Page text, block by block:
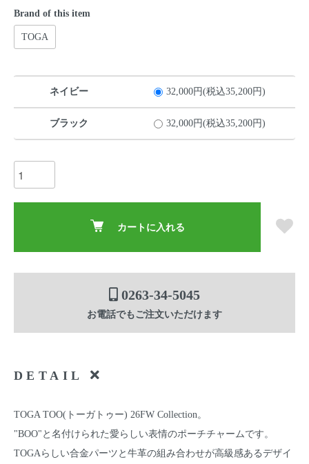
Brand of this item
TOGA
ネイビー 32,000円(税込35,200円)
ブラック 32,000円(税込35,200円)
カートに入れる
0263-34-5045
お電話でもご注文いただけます
DETAIL
TOGA TOO(トーガトゥー) 26FW Collection。
"BOO"と名付けられた愛らしい表情のポーチチャームです。
TOGAらしい合金パーツと牛革の組み合わせが高級感あるデザイ